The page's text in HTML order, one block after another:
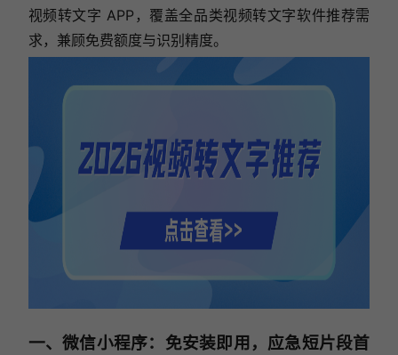
视频转文字 APP，覆盖全品类视频转文字软件推荐需
求，兼顾免费额度与识别精度。
一、微信小程序：免安装即用，应急短片段首